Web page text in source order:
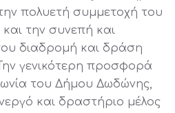
πολυετή συμμετοχή του
την συνεπή και
διαδρομή και δράση
γενικότερη προσφορά
του Δήμου Δωδώνης,
και δραστήριο μέλος